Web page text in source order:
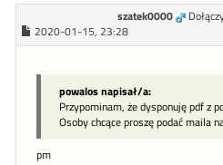
szatek0000
2020-01-15, 23:28
powalos napisał/a:
Przypominam, że dysponuję pdf z
Osoby chcące proszę podać maila
pm